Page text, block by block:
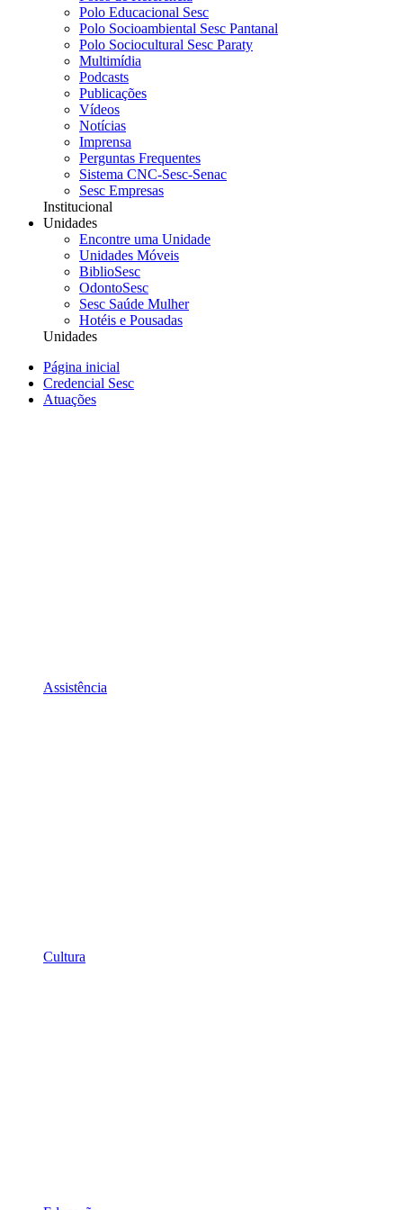
Polo Educacional Sesc
Polo Socioambiental Sesc Pantanal
Polo Sociocultural Sesc Paraty
Multimídia
Podcasts
Publicações
Vídeos
Notícias
Imprensa
Perguntas Frequentes
Sistema CNC-Sesc-Senac
Sesc Empresas
Institucional
Unidades
Encontre uma Unidade
Unidades Móveis
BiblioSesc
OdontoSesc
Sesc Saúde Mulher
Hotéis e Pousadas
Unidades
Página inicial
Credencial Sesc
Atuações
Assistência
Cultura